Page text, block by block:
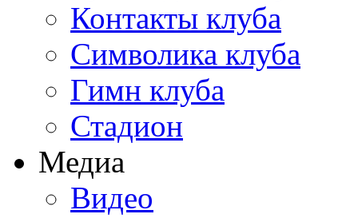
Контакты клуба
Символика клуба
Гимн клуба
Стадион
Медиа
Видео